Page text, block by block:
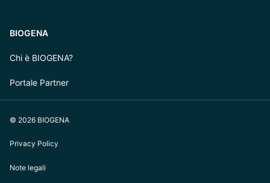
BIOGENA
Chi è BIOGENA?
Portale Partner
© 2026 BIOGENA
Privacy Policy
Note legali